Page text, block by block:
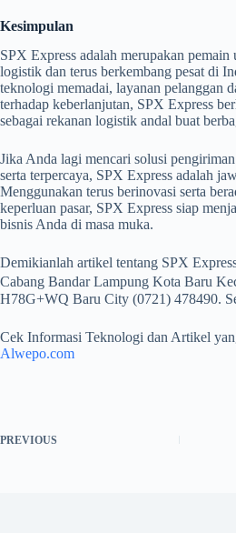
Kesimpulan
SPX Express adalah merupakan pemain
logistik dan terus berkembang pesat di
teknologi memadai, layanan pelanggan
terhadap keberlanjutan, SPX Express
sebagai rekanan logistik andal buat
Jika Anda lagi mencari solusi
serta terpercaya, SPX Express adalah
Menggunakan terus berinovasi serta
keperluan pasar, SPX Express siap
bisnis Anda di masa muka.
Demikianlah artikel tentang SPX
Cabang Bandar Lampung Kota Baru
H78G+WQ Baru City (0721) 478490.
Cek Informasi Teknologi dan Artikel
Alwepo.com
PREVIOUS